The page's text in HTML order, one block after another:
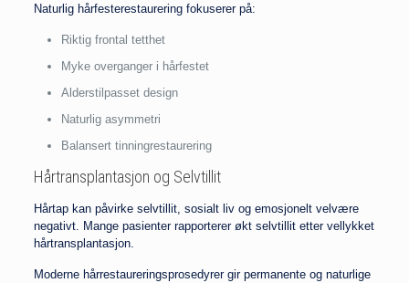
Naturlig hårfesterestaurering fokuserer på:
Riktig frontal tetthet
Myke overganger i hårfestet
Alderstilpasset design
Naturlig asymmetri
Balansert tinningrestaurering
Hårtransplantasjon og Selvtillit
Hårtap kan påvirke selvtillit, sosialt liv og emosjonelt velvære
negativt. Mange pasienter rapporterer økt selvtillit etter vellykket
hårtransplantasjon.
Moderne hårrestaureringsprosedyrer gir permanente og naturlige